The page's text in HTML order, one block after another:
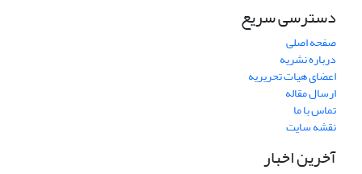
دسترسی سریع
صفحه اصلی
درباره نشریه
اعضای هیات تحریریه
ارسال مقاله
تماس با ما
نقشه سایت
آخرین اخبار